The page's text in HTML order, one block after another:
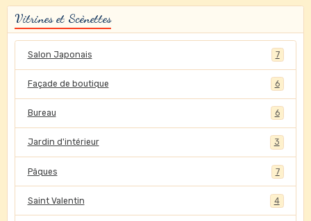
Vitrines et Scènettes
Salon Japonais 7
Façade de boutique 6
Bureau 6
Jardin d'intérieur 3
Pâques 7
Saint Valentin 4